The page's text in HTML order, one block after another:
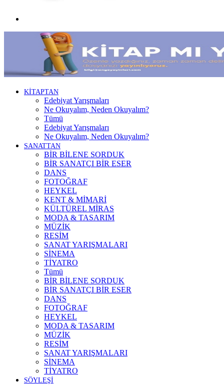
KİTAPTAN
Edebiyat Yarışmaları
Ne Okuyalım, Neden Okuyalım?
Tümü
Edebiyat Yarışmaları
Ne Okuyalım, Neden Okuyalım?
SANATTAN
BİR BİLENE SORDUK
BİR SANATÇI BİR ESER
DANS
FOTOĞRAF
HEYKEL
KENT & MİMARİ
KÜLTÜREL MİRAS
MODA & TASARIM
MÜZİK
RESİM
SANAT YARIŞMALARI
SİNEMA
TİYATRO
Tümü
BİR BİLENE SORDUK
BİR SANATÇI BİR ESER
DANS
FOTOĞRAF
HEYKEL
MODA & TASARIM
MÜZİK
RESİM
SANAT YARIŞMALARI
SİNEMA
TİYATRO
SÖYLEŞİ